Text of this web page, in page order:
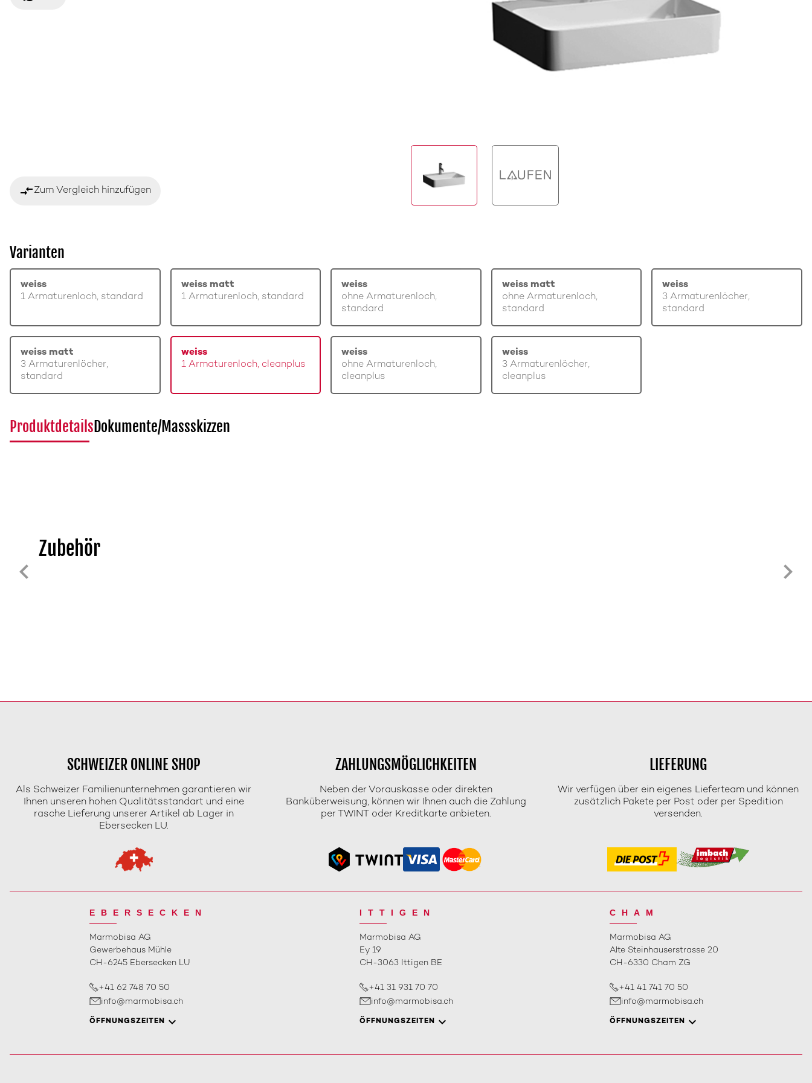
compare_arrowsZum Vergleich hinzufügen
Varianten
weiss
1 Armaturenloch, standard
weiss matt
1 Armaturenloch, standard
weiss
ohne Armaturenloch,
standard
weiss matt
ohne Armaturenloch,
standard
weiss
3 Armaturenlöcher,
standard
weiss matt
3 Armaturenlöcher,
standard
weiss
1 Armaturenloch, cleanplus
weiss
ohne Armaturenloch,
cleanplus
weiss
3 Armaturenlöcher,
cleanplus
ProduktdetailsDokumente/Massskizzen
Zubehör
SCHWEIZER ONLINE SHOP
Als Schweizer Familienunternehmen garantieren wir
Ihnen unseren hohen Qualitätsstandart und eine
rasche Lieferung unserer Artikel ab Lager in
Ebersecken LU.
ZAHLUNGSMÖGLICHKEITEN
Neben der Vorauskasse oder direkten
Banküberweisung, können wir Ihnen auch die Zahlung
per TWINT oder Kreditkarte anbieten.
LIEFERUNG
Wir verfügen über ein eigenes Lieferteam und können
zusätzlich Pakete per Post oder per Spedition
versenden.
EBERSECKEN
Marmobisa AG
Gewerbehaus Mühle
CH-6245 Ebersecken LU
+41 62 748 70 50
info@marmobisa.ch
ÖFFNUNGSZEITEN
ITTIGEN
Marmobisa AG
Ey 19
CH-3063 Ittigen BE
+41 31 931 70 70
info@marmobisa.ch
ÖFFNUNGSZEITEN
CHAM
Marmobisa AG
Alte Steinhauserstrasse 20
CH-6330 Cham ZG
+41 41 741 70 50
info@marmobisa.ch
ÖFFNUNGSZEITEN